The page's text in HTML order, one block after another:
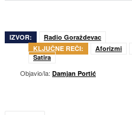
IZVOR:
Radio Goraždevac
KLJUČNE REČI:
Aforizmi
Satira
Objavio/la: Damjan Portić